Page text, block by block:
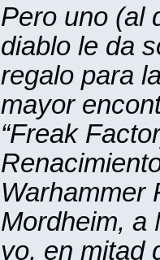
Pero uno (al
diablo le da
regalo para
mayor
“Freak
Warhammer
Mordheim, a
yo, en mitad